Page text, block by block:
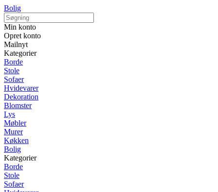
Bolig
Min konto
Opret konto
Mailnyt
Kategorier
Borde
Stole
Sofaer
Hvidevarer
Dekoration
Blomster
Lys
Møbler
Murer
Køkken
Bolig
Kategorier
Borde
Stole
Sofaer